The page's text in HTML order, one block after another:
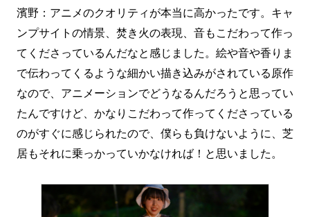
濱野：アニメのクオリティが本当に高かったです。キャ
ンプサイトの情景、焚き火の表現、音もこだわって作っ
てくださっているんだなと感じました。絵や音や香りま
で伝わってくるような細かい描き込みがされている原作
なので、アニメーションでどうなるんだろうと思ってい
たんですけど、かなりこだわって作ってくださっている
のがすぐに感じられたので、僕らも負けないように、芝
居もそれに乗っかっていかなければ！と思いました。